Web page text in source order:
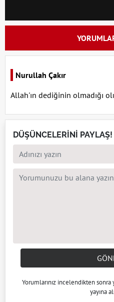
Nurullah Çakır
Allah'ın dediğinin olmadığı
DÜŞÜNCELERİNİ PAYLAŞ!
Yorumlarınız incelendikten sonra
yayına